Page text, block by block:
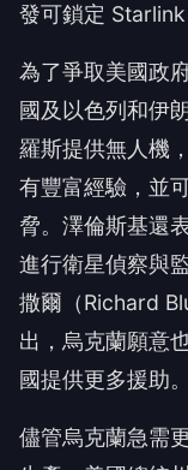
發可鎖定 Starlink
為了爭取美國政
國及以色列和伊
羅斯提供無人機
有豐富經驗，並
脅。澤倫斯基還
進行衛星偵察與
撒爾（Richard
出，烏克蘭願意
國提供更多援助。
儘管烏克蘭急需